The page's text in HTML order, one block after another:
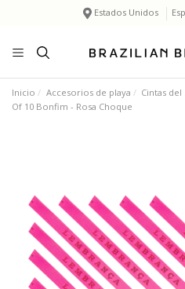
Estados Unidos
Inicio Accesorios de playa Cintas
Of 10 Bonfim - Rosa Choque